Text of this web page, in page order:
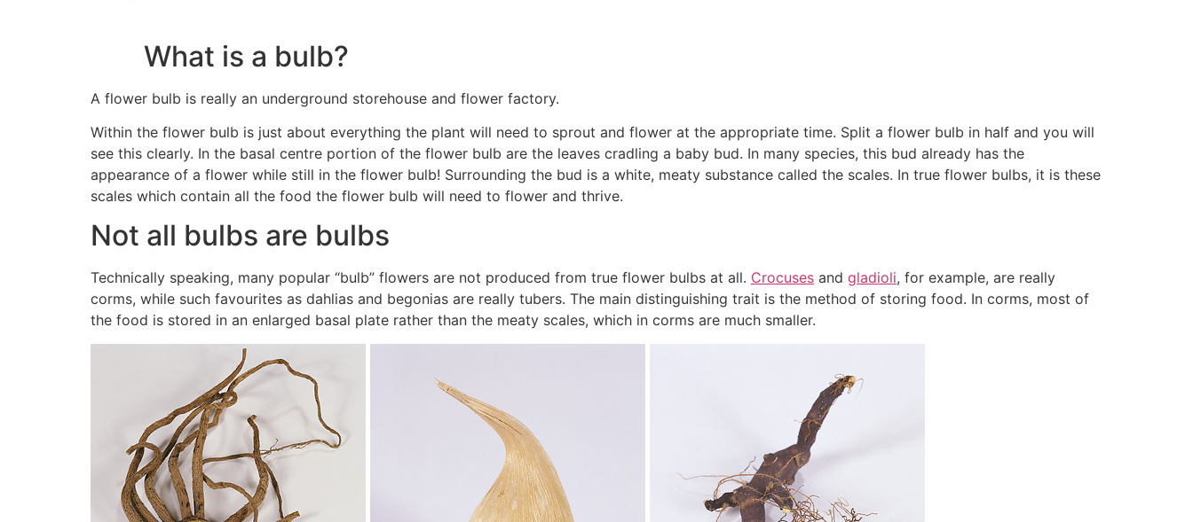
What is a bulb?
A flower bulb is really an underground storehouse and flower factory.
Within the flower bulb is just about everything the plant will need to sprout and flower at the appropriate time. Split a flower bulb in half and you will
see this clearly. In the basal centre portion of the flower bulb are the leaves cradling a baby bud. In many species, this bud already has the
appearance of a flower while still in the flower bulb! Surrounding the bud is a white, meaty substance called the scales. In true flower bulbs, it is these
scales which contain all the food the flower bulb will need to flower and thrive.
Not all bulbs are bulbs
Technically speaking, many popular “bulb” flowers are not produced from true flower bulbs at all. Crocuses and gladioli, for example, are really
corms, while such favourites as dahlias and begonias are really tubers. The main distinguishing trait is the method of storing food. In corms, most of
the food is stored in an enlarged basal plate rather than the meaty scales, which in corms are much smaller.